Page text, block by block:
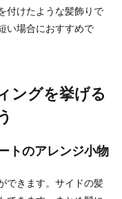
には、親からのご祝儀とい
る際の挨拶の仕方な
ずに、いきなり始めていき
付けたような髪飾りで
い場合におすすめで
ングを挙げる
トのアレンジ小物
できます。サイドの髪